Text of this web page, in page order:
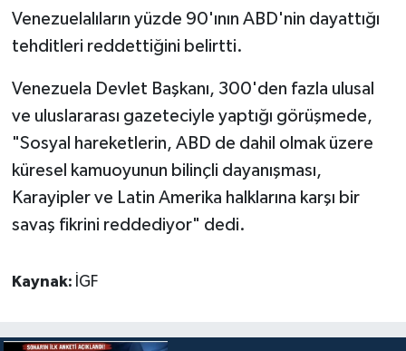
Venezuelalıların yüzde 90'ının ABD'nin dayattığı
tehditleri reddettiğini belirtti.
Venezuela Devlet Başkanı, 300'den fazla ulusal
ve uluslararası gazeteciyle yaptığı görüşmede,
"Sosyal hareketlerin, ABD de dahil olmak üzere
küresel kamuoyunun bilinçli dayanışması,
Karayipler ve Latin Amerika halklarına karşı bir
savaş fikrini reddediyor" dedi.
Kaynak: İGF